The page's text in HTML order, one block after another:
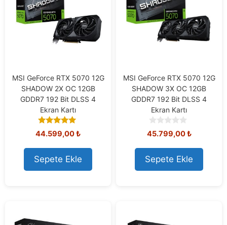
MSI GeForce RTX 5070 12G
SHADOW 2X OC 12GB
GDDR7 192 Bit DLSS 4
Ekran Kartı
5.00
out of 5
44.599,00₺
Sepete Ekle
MSI GeForce RTX 5070 12G
SHADOW 3X OC 12GB
GDDR7 192 Bit DLSS 4
Ekran Kartı
0
o
u
t
o
f
45.799,00₺
Sepete Ekle